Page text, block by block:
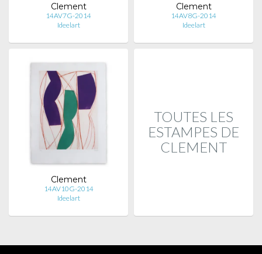
Clement
14AV7G-2014
Ideelart
Clement
14AV8G-2014
Ideelart
Clement
14AV10G-2014
Ideelart
TOUTES LES
ESTAMPES DE
CLEMENT